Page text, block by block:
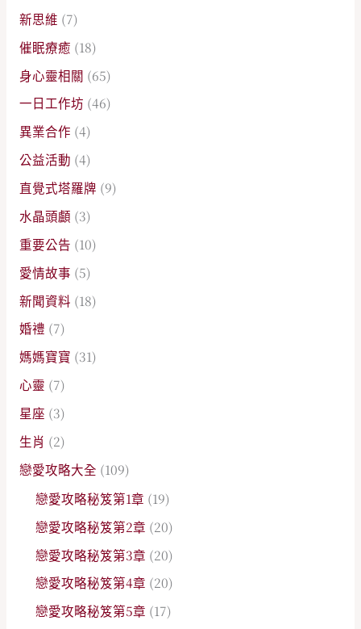
新思維 (7)
催眠療癒 (18)
身心靈相關 (65)
一日工作坊 (46)
異業合作 (4)
公益活動 (4)
直覺式塔羅牌 (9)
水晶頭顱 (3)
重要公告 (10)
愛情故事 (5)
新聞資料 (18)
婚禮 (7)
媽媽寶寶 (31)
心靈 (7)
星座 (3)
生肖 (2)
戀愛攻略大全 (109)
戀愛攻略秘笈第1章 (19)
戀愛攻略秘笈第2章 (20)
戀愛攻略秘笈第3章 (20)
戀愛攻略秘笈第4章 (20)
戀愛攻略秘笈第5章 (17)